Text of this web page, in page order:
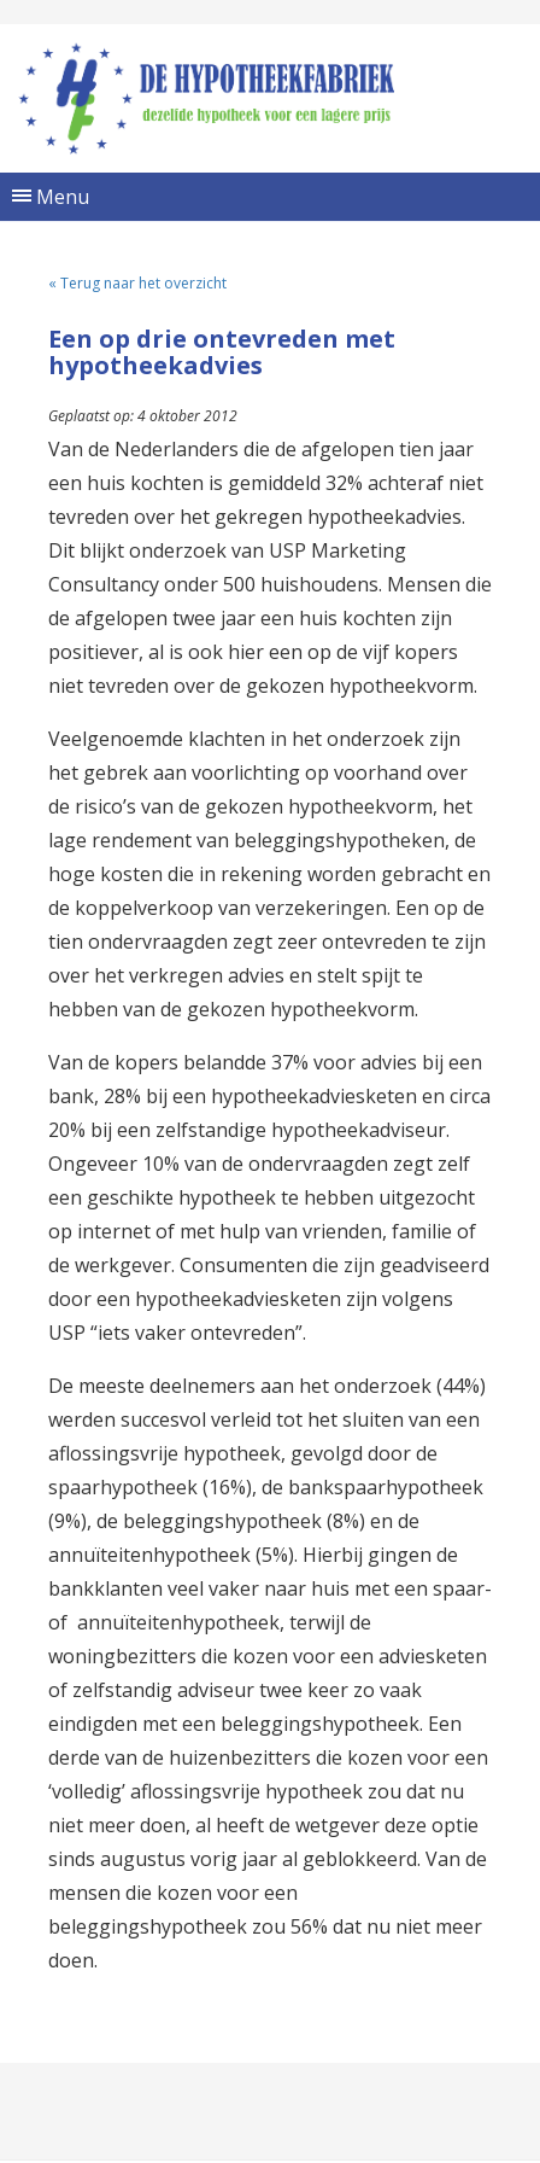
Menu
« Terug naar het overzicht
Een op drie ontevreden met
hypotheekadvies
Geplaatst op: 4 oktober 2012
Van de Nederlanders die de afgelopen tien jaar
een huis kochten is gemiddeld 32% achteraf niet
tevreden over het gekregen hypotheekadvies.
Dit blijkt onderzoek van USP Marketing
Consultancy onder 500 huishoudens. Mensen die
de afgelopen twee jaar een huis kochten zijn
positiever, al is ook hier een op de vijf kopers
niet tevreden over de gekozen hypotheekvorm.
Veelgenoemde klachten in het onderzoek zijn
het gebrek aan voorlichting op voorhand over
de risico’s van de gekozen hypotheekvorm, het
lage rendement van beleggingshypotheken, de
hoge kosten die in rekening worden gebracht en
de koppelverkoop van verzekeringen. Een op de
tien ondervraagden zegt zeer ontevreden te zijn
over het verkregen advies en stelt spijt te
hebben van de gekozen hypotheekvorm.
Van de kopers belandde 37% voor advies bij een
bank, 28% bij een hypotheekadviesketen en circa
20% bij een zelfstandige hypotheekadviseur.
Ongeveer 10% van de ondervraagden zegt zelf
een geschikte hypotheek te hebben uitgezocht
op internet of met hulp van vrienden, familie of
de werkgever. Consumenten die zijn geadviseerd
door een hypotheekadviesketen zijn volgens
USP “iets vaker ontevreden”.
De meeste deelnemers aan het onderzoek (44%)
werden succesvol verleid tot het sluiten van een
aflossingsvrije hypotheek, gevolgd door de
spaarhypotheek (16%), de bankspaarhypotheek
(9%), de beleggingshypotheek (8%) en de
annuïteitenhypotheek (5%). Hierbij gingen de
bankklanten veel vaker naar huis met een spaar-
of annuïteitenhypotheek, terwijl de
woningbezitters die kozen voor een adviesketen
of zelfstandig adviseur twee keer zo vaak
eindigden met een beleggingshypotheek. Een
derde van de huizenbezitters die kozen voor een
‘volledig’ aflossingsvrije hypotheek zou dat nu
niet meer doen, al heeft de wetgever deze optie
sinds augustus vorig jaar al geblokkeerd. Van de
mensen die kozen voor een
beleggingshypotheek zou 56% dat nu niet meer
doen.